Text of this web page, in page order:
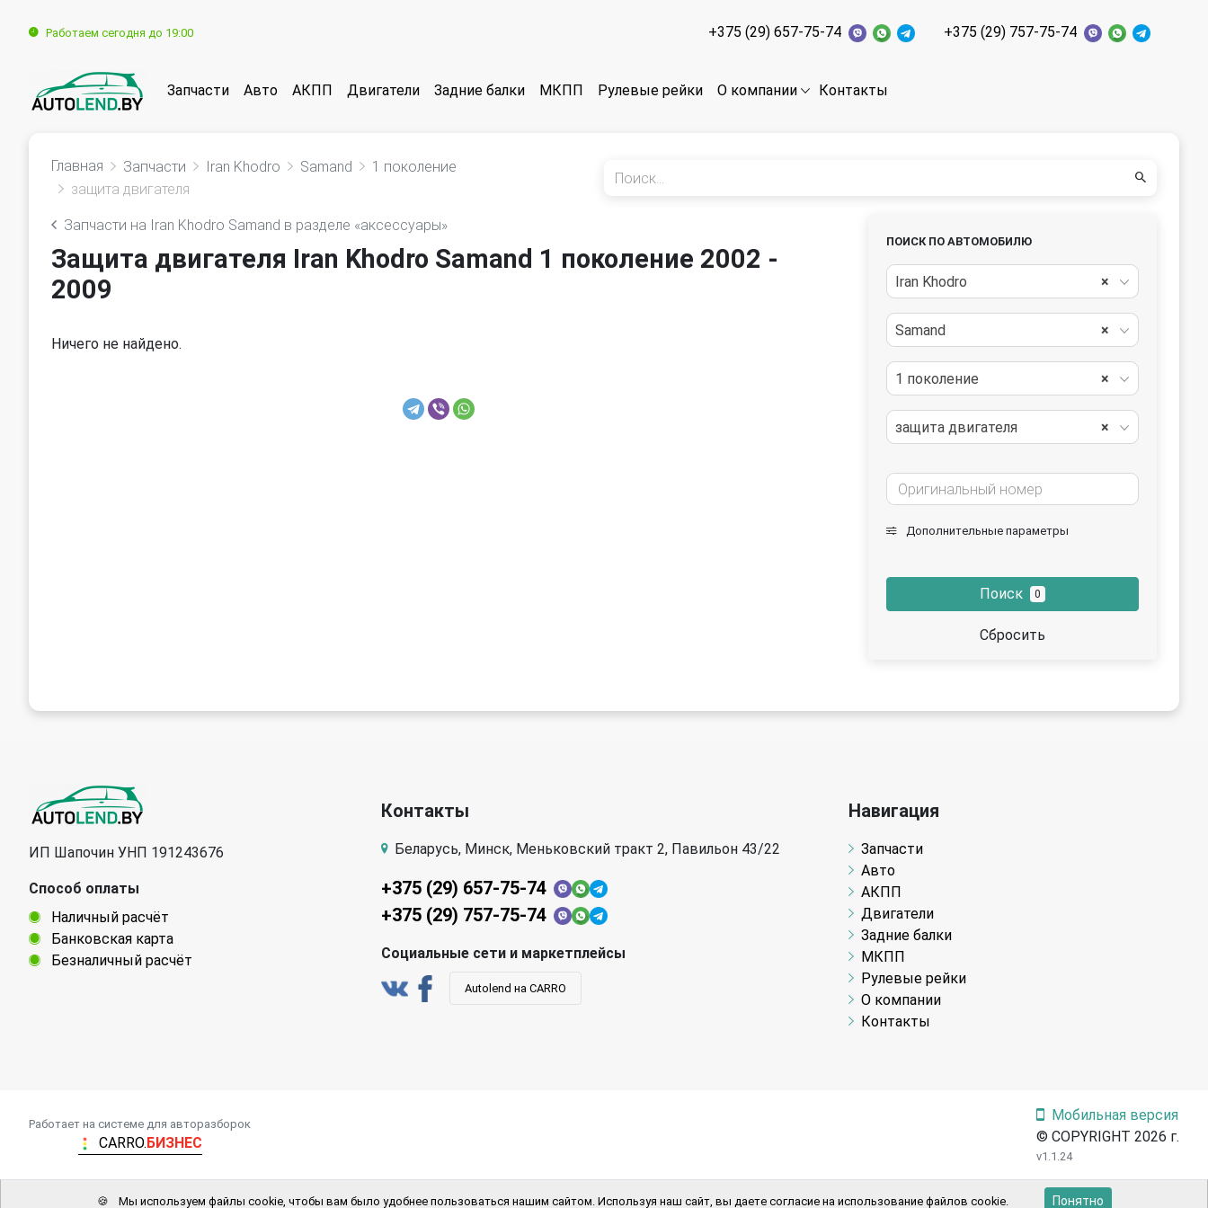
Работаем сегодня до 19:00 +375 (29) 657-75-74 +375 (29) 757-75-74
Запчасти Авто АКПП Двигатели Задние балки МКПП Рулевые рейки О компании Контакты
Главная Запчасти Iran Khodro Samand
1 поколение
защита двигателя
Запчасти на Iran Khodro Samand в разделе «аксессуары»
Защита двигателя Iran Khodro Samand 1 поколение 2002 -
2009
Ничего не найдено.
ПОИСК ПО АВТОМОБИЛЮ
×
Iran Khodro
×
Samand
×
1 поколение
×
защита двигателя
Дополнительные параметры
Поиск 0
Сбросить
ИП Шапочин УНП 191243676
Способ оплаты
Наличный расчёт
Банковская карта
Безналичный расчёт
Контакты
Беларусь, Минск, Меньковский тракт 2, Павильон 43/22
+375 (29) 657-75-74
+375 (29) 757-75-74
Социальные сети и маркетплейсы
Autolend на CARRO
Навигация
Запчасти
Авто
АКПП
Двигатели
Задние балки
МКПП
Рулевые рейки
О компании
Контакты
Работает на системе для авторазборок
CARRO.БИЗНЕС
Мобильная версия
© COPYRIGHT 2026 г.
v1.1.24
🍪 Мы используем файлы cookie, чтобы вам было удобнее пользоваться нашим сайтом. Используя наш сайт, вы даете согласие на использование файлов cookie. Понятно